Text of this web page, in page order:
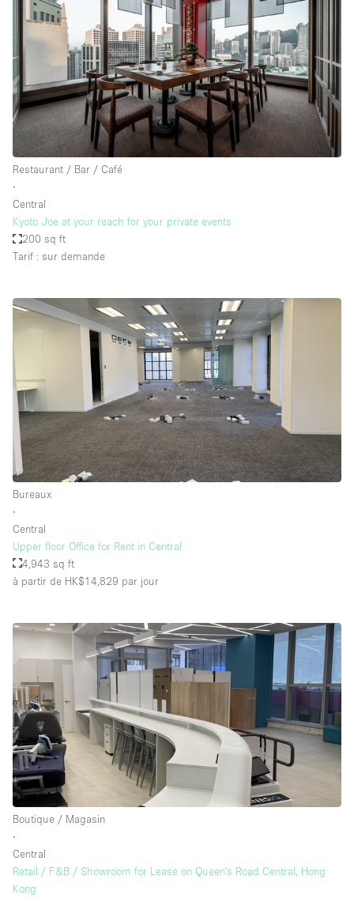
Restaurant / Bar / Café
∙
Central
Kyoto Joe at your reach for your private events
200 sq ft
Tarif : sur demande
Bureaux
∙
Central
Upper floor Office for Rent in Central
4,943 sq ft
à partir de HK$14,829 par jour
Boutique / Magasin
∙
Central
Retail / F&B / Showroom for Lease on Queen's Road Central, Hong
Kong